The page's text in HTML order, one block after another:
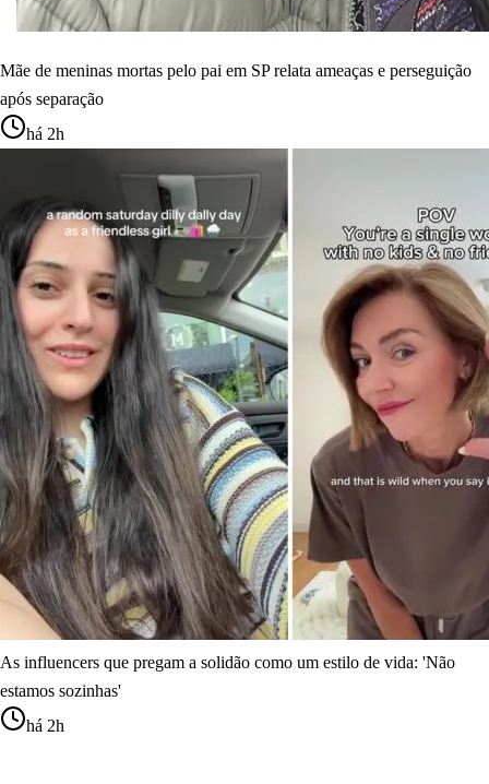
Mãe de meninas mortas pelo pai em SP relata ameaças e perseguição
após separação
há 2h
As influencers que pregam a solidão como um estilo de vida: 'Não
estamos sozinhas'
há 2h